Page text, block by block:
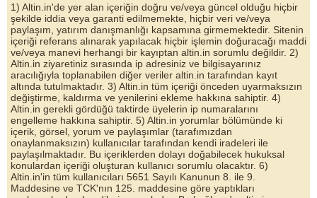
Altın Yorumları
Döviz Kurları
Çeyrek Altın
Bitcoin
Euro/Dolar Parite
Sterlin
Döviz Arşivi
1) Altin.in'de yer alan içeriğin doğru ve/veya güncel olduğu hiçbir
şekilde iddia veya garanti edilmemekte, hiçbir veri ve/veya
paylaşım, yatırım danışmanlığı kapsamına girmemektedir. Sitenin
içeriği referans alınarak yapılacak hiçbir işlemin doğuracağı maddi
ve/veya manevi herhangi bir kayıptan altin.in sorumlu değildir. 2)
Altin.in ziyaretiniz sırasında ip adresiniz ve bilgisayarınız
aracılığıyla toplanabilen diğer veriler altin.in tarafından kayıt
altında tutulmaktadır. 3) Altin.in tüm içeriği önceden uyarmaksızın
değiştirme, kaldırma ve yenilerini ekleme hakkına sahiptir. 4)
Altin.in gerekli gördüğü taktirde üyelerin ip numaralarını
engelleme hakkına sahiptir. 5) Altin.in yorumlar bölümünde ki
içerik, görsel, yorum ve paylaşımlar (tarafımızdan
onaylanmaksızın) kullanıcılar tarafından kendi iradeleri ile
paylaşılmaktadır. Bu içeriklerden dolayı doğabilecek hukuksal
konulardan içeriği oluşturan kullanıcı sorumlu olacaktır. 6)
Altin.in'in tüm kullanıcıları 5651 Sayılı Kanunun 8. ile 9.
Maddesine ve TCK'nın 125. maddesine göre yaptıkları